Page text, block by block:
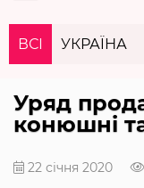
ВСІ УКРАЇНА
Уряд
конюшні
22 січня 2020